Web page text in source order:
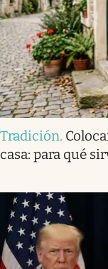
Tradición.
casa: para qué